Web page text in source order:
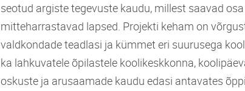
seotud argiste tegevuste kaudu, millest saavad
mitteharrastavad lapsed. Projekti keham on
valdkondade teadlasi ja kümmet eri suurusega
ka lahkuvatele õpilastele koolikeskkonna,
oskuste ja arusaamade kaudu edasi antavates